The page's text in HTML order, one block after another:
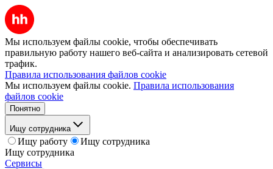
Мы используем файлы cookie, чтобы обеспечивать
правильную работу нашего веб-сайта и анализировать сетевой
трафик.
Правила использования файлов cookie
Мы используем файлы cookie. Правила использования
файлов cookie
Понятно
Ищу сотрудника
Ищу работу
Ищу сотрудника
Ищу сотрудника
Сервисы